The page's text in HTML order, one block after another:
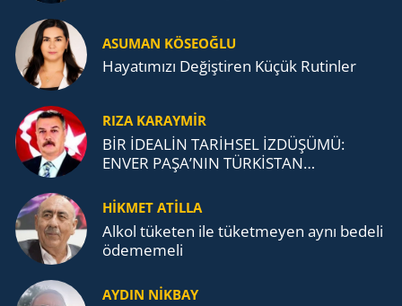
ASUMAN KÖSEOĞLU
Ha­ya­tı­mı­zı De­ğiş­ti­ren Küçük Ru­tin­ler
RIZA KARAYMIR
BİR İDEALİN TARİHSEL İZDÜŞÜMÜ:
ENVER PAŞA’NIN TÜRKİSTAN
TEŞKİLATI’NA UZANAN MİRASI
HİKMET ATİLLA
Alkol tü­ke­ten ile tü­ket­me­yen aynı be­de­li
öde­me­me­li
AYDIN NİKBAY